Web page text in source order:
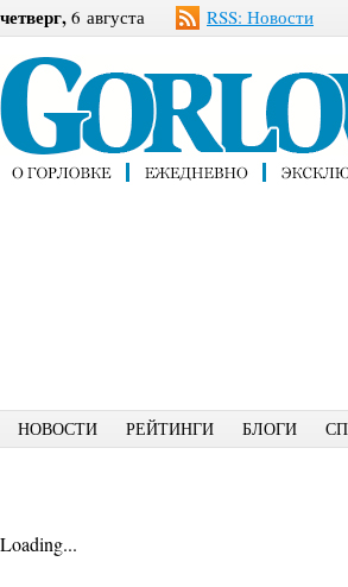
четверг, 6 августа RSS: Новости
НОВОСТИ РЕЙТИНГИ БЛОГИ
Loading...